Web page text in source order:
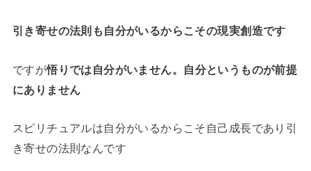
引き寄せの法則も自分がいるからこその現実創造です
ですが悟りでは自分がいません。自分というものが前提
にありません
スピリチュアルは自分がいるからこそ自己成長であり引
き寄せの法則なんです